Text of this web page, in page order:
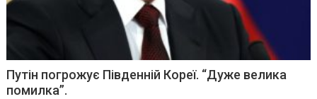
Путін погрожує Південній Кореї. “Дуже велика
помилка”.